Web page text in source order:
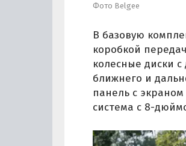
Фото Belgee
В базовую
коробкой
колесные диски
ближнего и
панель с
система с 8-